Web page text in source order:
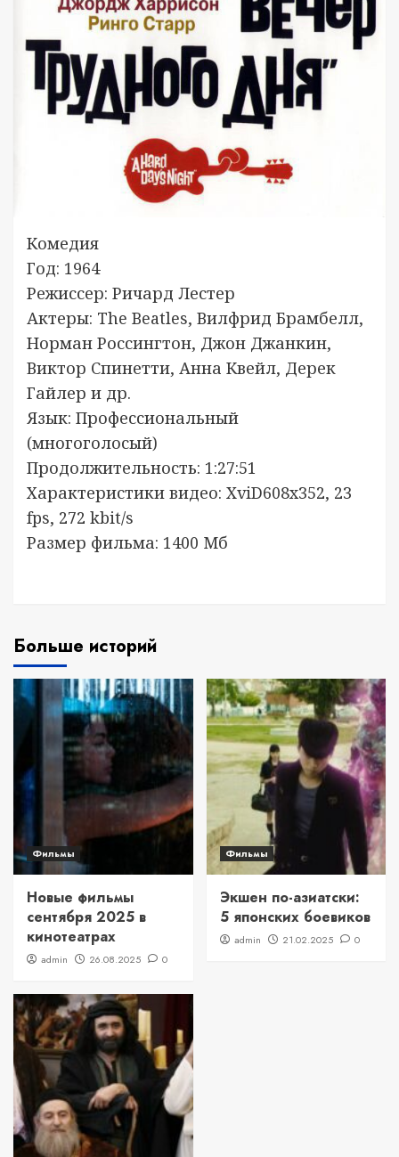
Комедия
Год: 1964
Режиссер: Ричард Лестер
Актеры: The Beatles, Вилфрид Брамбелл,
Норман Россингтон, Джон Джанкин,
Виктор Спинетти, Анна Квейл, Дерек
Гайлер и др.
Язык: Профессиональный
(многоголосый)
Продолжительность: 1:27:51
Характеристики видео: XviD608x352, 23
fps, 272 kbit/s
Размер фильма: 1400 Мб
Больше историй
Фильмы
Новые фильмы
сентября 2025 в
кинотеатрах
admin 26.08.2025 0
Фильмы
Экшен по-азиатски:
5 японских боевиков
admin 21.02.2025 0